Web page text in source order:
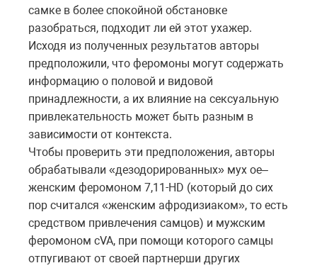
самке в более спокойной обстановке
разобраться, подходит ли ей этот ухажер.
Исходя из полученных результатов авторы
предположили, что феромоны могут содержать
информацию о половой и видовой
принадлежности, а их влияние на сексуальную
привлекательность может быть разным в
зависимости от контекста.
Чтобы проверить эти предположения, авторы
обрабатывали «дезодорированных» мух oe–
женским феромоном 7,11-HD (который до сих
пор считался «женским афродизиаком», то есть
средством привлечения самцов) и мужским
феромоном cVA, при помощи которого самцы
отпугивают от своей партнерши других